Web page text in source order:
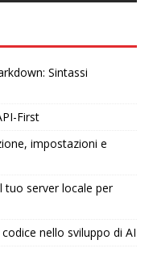
Sintassi
First
impostazioni e
tuo server locale per
nello sviluppo di AI